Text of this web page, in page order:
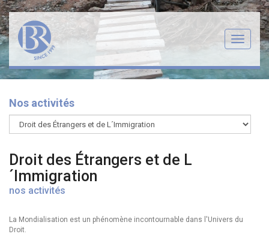
Menu
Nos activités
Droit des Étrangers et de L
´Immigration
nos activités
La Mondialisation est un phénomène incontournable dans l'Univers du
Droit.